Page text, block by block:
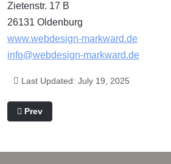
Zietenstr. 17 B
26131 Oldenburg
www.webdesign-markward.de
info@webdesign-markward.de
Last Updated: July 19, 2025
Previous article: Politika ta’ privatezza
Prev